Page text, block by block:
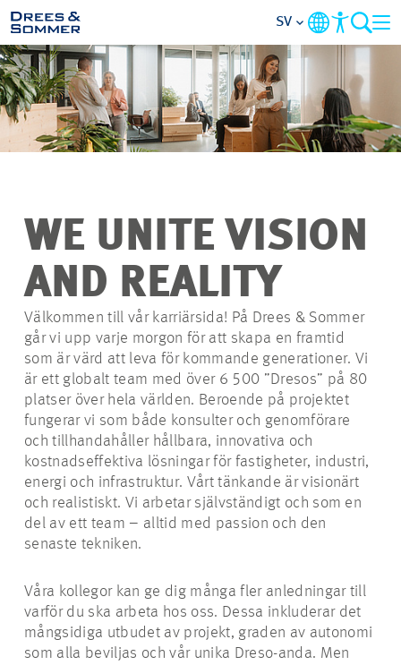
ÖVERSIKT
OM OSS
VERKSAMHETSOMRÅDEN
INGÅNGSNIVÅER
ALLT OM HUR MAN
ANSÖKER
JOBBMÖJLIGHETER
SV
WE UNITE VISION
AND REALITY
Välkommen till vår karriärsida! På Drees & Sommer
går vi upp varje morgon för att skapa en framtid
som är värd att leva för kommande generationer. Vi
är ett globalt team med över 6 500 ”Dresos” på 80
platser över hela världen. Beroende på projektet
fungerar vi som både konsulter och genomförare
och tillhandahåller hållbara, innovativa och
kostnadseffektiva lösningar för fastigheter, industri,
energi och infrastruktur. Vårt tänkande är visionärt
och realistiskt. Vi arbetar självständigt och som en
del av ett team – alltid med passion och den
senaste tekniken.
Våra kollegor kan ge dig många fler anledningar till
varför du ska arbeta hos oss. Dessa inkluderar det
mångsidiga utbudet av projekt, graden av autonomi
som alla beviljas och vår unika Dreso-anda. Men